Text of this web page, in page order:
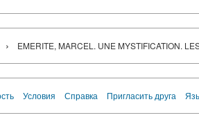
› EMERITE, MARCEL. UNE MYSTIFICATION.
Условия Справка Пригласить друга